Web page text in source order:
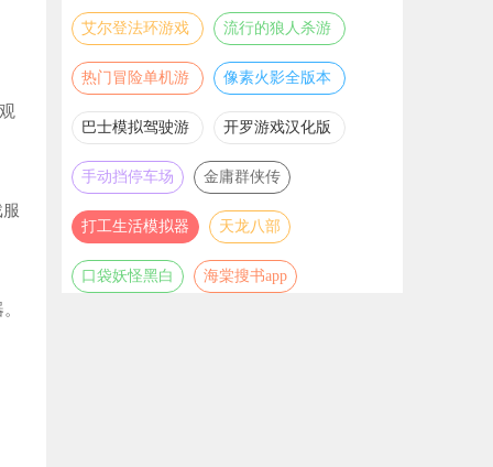
辅助合集
艾尔登法环游戏
辅助合集
流行的狼人杀游
戏合集
热门冒险单机游
戏合集
像素火影全版本
合集
巴士模拟驾驶游
戏合集
开罗游戏汉化版
大全
手动挡停车场
金庸群侠传
打工生活模拟器 天龙八部
口袋妖怪黑白 海棠搜书app